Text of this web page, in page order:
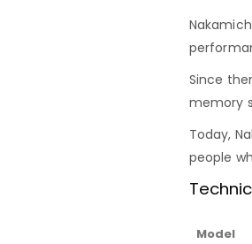
Since
memory
Today,
people
Model